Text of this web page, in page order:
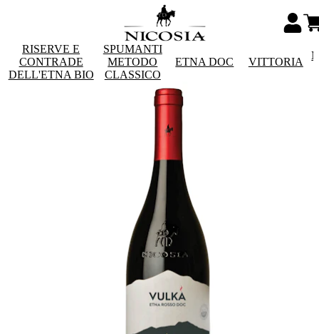
RISERVE E
CONTRADE
DELL'ETNA BIO
SPUMANTI
METODO
CLASSICO
ETNA DOC VITTORIA